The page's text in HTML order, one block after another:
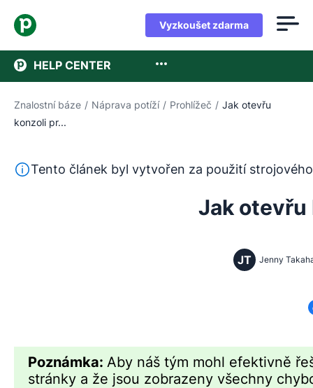
Vyzkoušet zdarma
HELP CENTER
Znalostní báze / Náprava potíží / Prohlížeč / Jak otevřu
konzoli pr...
Tento text byl přeložen z angličtiny pomocí nástroje
Tento článek byl vytvořen za použití
Jak otevřu
JT Jenny
Poznámka: Aby náš tým mohl efektivně
stránky a že jsou zobrazeny všechny